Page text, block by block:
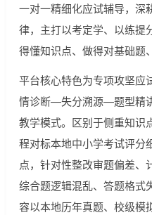
一对一精细化应试辅导，深
律，主打以考定学、以练提
得懂知识点、做得对基础题
平台核心特色为专项攻坚应
情诊断—失分溯源—题型精
教学模式。区别于侧重知识
程对标本地中小学考试评分
点，针对性整改审题偏差、
综合题逻辑混乱、答题格式
容以本地历年真题、校级模